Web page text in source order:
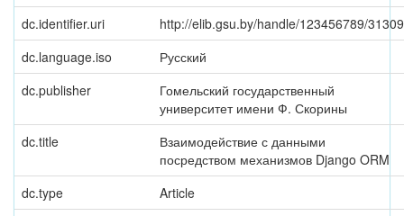
dc.identifier.uri
http://elib.gsu.by/handle/123456789/31309
dc.language.iso
Русский
dc.publisher
Гомельский государственный
университет имени Ф. Скорины
dc.title
Взаимодействие с данными
посредством механизмов Django ORM
dc.type
Article